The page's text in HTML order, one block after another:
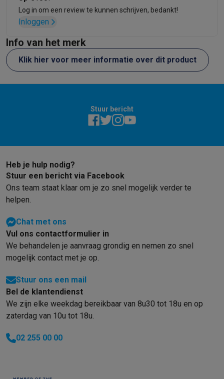
Refurbished smartphonesRefurbished tabletsRefurbished
Huishouden
Wasmachines met ecocheques
Kleine keukentoestellen
Kleine keukentoestellen met ecochequesKoffiemachines met
Grote keukentoestellen
Vaatwassers met ecochequesKoelkasten met ecocheques
Multimedia & telefonie
Smartphones met ecocheques
Transport
Elektrische steps met ecocheques
Eco initiatieven
Info & acties
SoldenAlle soldendeals Solden op groot elektro
ActiesDeals van het momentPromotiesCashbacksSolden
Daarom KrëfelGratis levering
Betalingsmogelijkheden
KlantenserviceHerstelling van je toestel
Groot elektro & inbouwVind jouw ideale wasmachineWelke
Klein elektroBeauty & gezondheid
Beeld & GeluidKies jouw ideale TV
Log in om een review te kunnen schrijven, bedankt!
Inloggen
Info van het merk
Klik hier voor meer informatie over dit product
Stuur bericht
Heb je hulp nodig?
Stuur een bericht via Facebook
Ons team staat klaar om je zo snel mogelijk verder te
helpen.
Chat met ons
Vul ons contactformulier in
We behandelen je aanvraag grondig en nemen zo snel
mogelijk contact met je op.
Stuur ons een mail
Bel de klantendienst
We zijn elke weekdag bereikbaar van 8u30 tot 18u en op
zaterdag van 10u tot 18u.
02 255 00 00